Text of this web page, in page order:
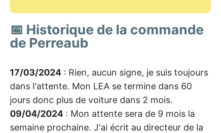
📅 Historique de la commande
de Perreaub
17/03/2024 : Rien, aucun signe, je suis toujours
dans l'attente. Mon LEA se termine dans 60
jours donc plus de voiture dans 2 mois.
09/04/2024 : Mon attente sera de 9 mois la
semaine prochaine. J'ai écrit au directeur de la